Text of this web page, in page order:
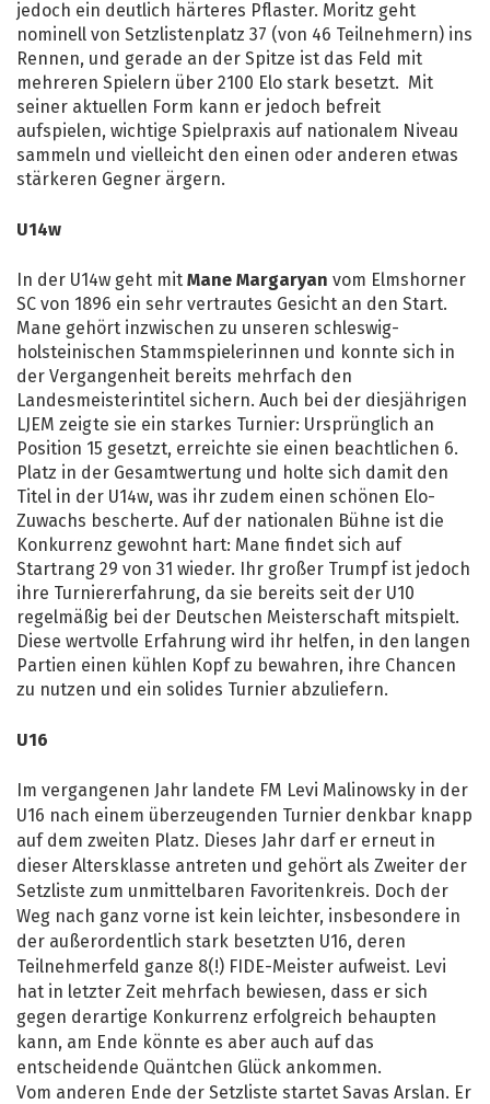
jedoch ein deutlich härteres Pflaster. Moritz geht
nominell von Setzlistenplatz 37 (von 46 Teilnehmern) ins
Rennen, und gerade an der Spitze ist das Feld mit
mehreren Spielern über 2100 Elo stark besetzt. Mit
seiner aktuellen Form kann er jedoch befreit
aufspielen, wichtige Spielpraxis auf nationalem Niveau
sammeln und vielleicht den einen oder anderen etwas
stärkeren Gegner ärgern.
U14w
In der U14w geht mit Mane Margaryan vom Elmshorner
SC von 1896 ein sehr vertrautes Gesicht an den Start.
Mane gehört inzwischen zu unseren schleswig-
holsteinischen Stammspielerinnen und konnte sich in
der Vergangenheit bereits mehrfach den
Landesmeisterintitel sichern. Auch bei der diesjährigen
LJEM zeigte sie ein starkes Turnier: Ursprünglich an
Position 15 gesetzt, erreichte sie einen beachtlichen 6.
Platz in der Gesamtwertung und holte sich damit den
Titel in der U14w, was ihr zudem einen schönen Elo-
Zuwachs bescherte. Auf der nationalen Bühne ist die
Konkurrenz gewohnt hart: Mane findet sich auf
Startrang 29 von 31 wieder. Ihr großer Trumpf ist jedoch
ihre Turniererfahrung, da sie bereits seit der U10
regelmäßig bei der Deutschen Meisterschaft mitspielt.
Diese wertvolle Erfahrung wird ihr helfen, in den langen
Partien einen kühlen Kopf zu bewahren, ihre Chancen
zu nutzen und ein solides Turnier abzuliefern.
U16
Im vergangenen Jahr landete FM Levi Malinowsky in der
U16 nach einem überzeugenden Turnier denkbar knapp
auf dem zweiten Platz. Dieses Jahr darf er erneut in
dieser Altersklasse antreten und gehört als Zweiter der
Setzliste zum unmittelbaren Favoritenkreis. Doch der
Weg nach ganz vorne ist kein leichter, insbesondere in
der außerordentlich stark besetzten U16, deren
Teilnehmerfeld ganze 8(!) FIDE-Meister aufweist. Levi
hat in letzter Zeit mehrfach bewiesen, dass er sich
gegen derartige Konkurrenz erfolgreich behaupten
kann, am Ende könnte es aber auch auf das
entscheidende Quäntchen Glück ankommen.
Vom anderen Ende der Setzliste startet Savas Arslan. Er